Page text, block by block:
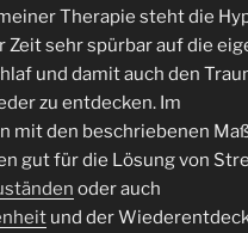
Therapie steht die
Zeit sehr spürbar auf die
und damit auch den
zu entdecken. Im
mit den beschriebenen
gut für die Lösung von
oder auch
und der